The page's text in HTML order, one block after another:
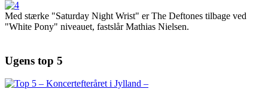
Med stærke "Saturday Night Wrist" er The Deftones tilbage ved
"White Pony" niveauet, fastslår Mathias Nielsen.
Ugens top 5